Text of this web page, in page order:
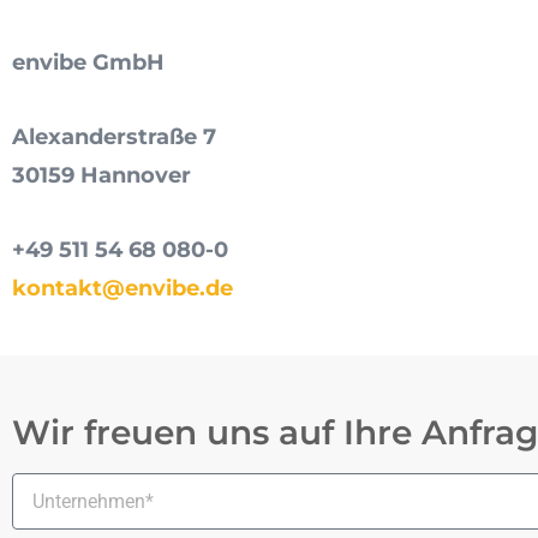
envibe GmbH
Alexanderstraße 7
30159 Hannover
+49 511 54 68 080-0
kontakt@envibe.de
Wir freuen uns auf Ihre